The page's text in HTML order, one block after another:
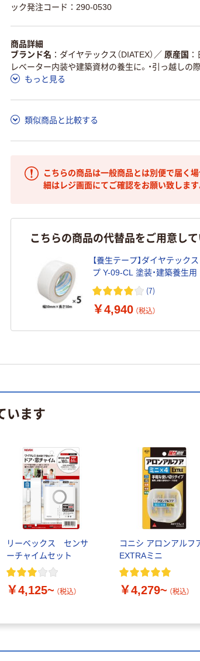
ック発注コード：290-0530
商品詳細
ブランド名
ダイヤテックス（DIATEX） ／ 原産国
レベーター内装や建築資材の養生に。・引っ越しの
もっと見る
類似商品と比較する
こちらの商品は一般商品とは別便で届く
細はレジ画面にてご確認をお願い致します
こちらの商品の代替品をご用意し
【養生テープ】ダイヤテック
プ Y-09-CL 塗装・建築養生用
長さ50m 1セット（5巻入）
(7)
￥4,940 （税込）
います
リーベックス センサ
ーチャイムセット
￥4,125~ （税込）
コニシ アロンアルフ
EXTRAミニ
￥4,279~ （税込）